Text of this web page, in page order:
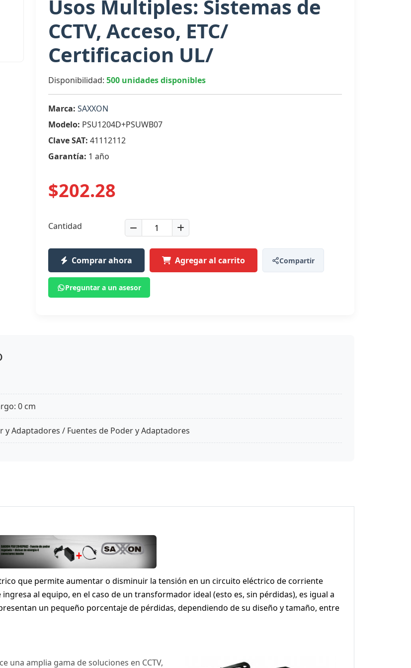
Usos Multiples: Sistemas de
CCTV, Acceso, ETC/
Certificacion UL/
Disponibilidad: 500 unidades disponibles
Marca: SAXXON
Modelo: PSU1204D+PSUWB07
Clave SAT: 41112112
Garantía: 1 año
$202.28
Cantidad
Comprar ahora Agregar al carrito Compartir
Preguntar a un asesor
0 cm
y Adaptadores / Fuentes de Poder y Adaptadores
que permite aumentar o disminuir la tensión en un circuito eléctrico de corriente
al equipo, en el caso de un transformador ideal (esto es, sin pérdidas), es igual a
un pequeño porcentaje de pérdidas, dependiendo de su diseño y tamaño, entre
una amplia gama de soluciones en CCTV,